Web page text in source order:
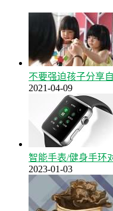
不要强迫孩子分享
2021-04-09
智能手表/健身手环
2023-01-03